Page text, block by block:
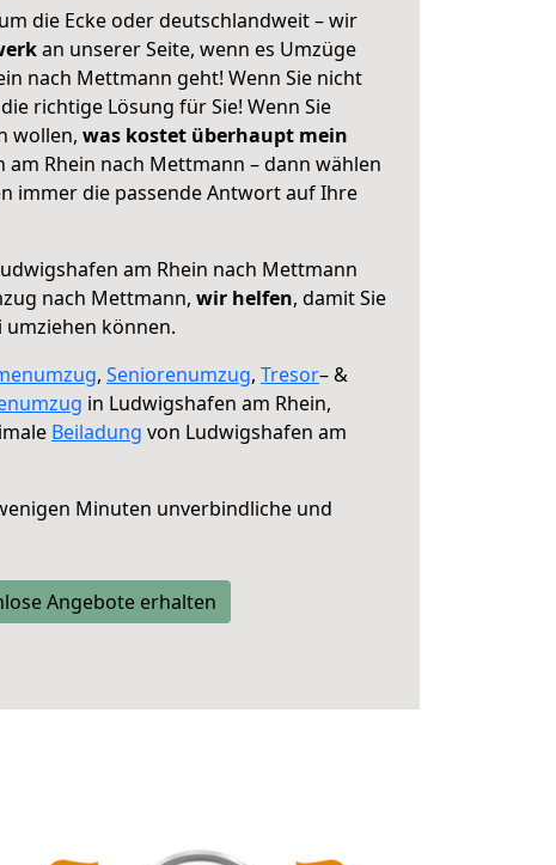
die Ecke oder deutschlandweit – wir
an unserer Seite, wenn es Umzüge
nach Mettmann geht! Wenn Sie nicht
richtige Lösung für Sie! Wenn Sie
wollen, was kostet überhaupt mein
am Rhein nach Mettmann – dann wählen
immer die passende Antwort auf Ihre
am Rhein nach Mettmann
nach Mettmann, wir helfen, damit Sie
können.
, Seniorenumzug, Tresor– &
in Ludwigshafen am Rhein,
Beiladung von Ludwigshafen am
Minuten unverbindliche und
Angebote erhalten